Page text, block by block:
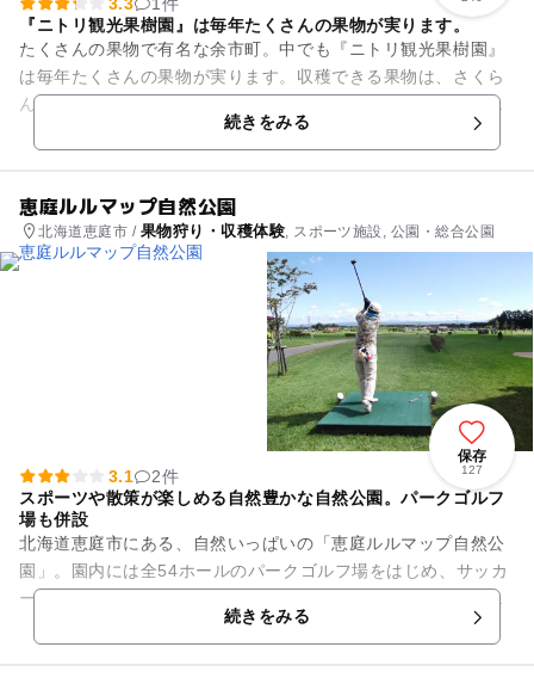
『ニトリ観光果樹園』は毎年たくさんの果物が実ります。
たくさんの果物で有名な余市町。中でも『ニトリ観光果樹園』
は毎年たくさんの果物が実ります。収穫できる果物は、さくら
んぼ、りんご、なし、定番ものから変り種のブルーベリーもあ
続きをみる
恵庭ルルマップ自然公園
北海道恵庭市 / 果物狩り・収穫体験, スポーツ施設, 公園・総合公園
保存
127
3.1
2件
スポーツや散策が楽しめる自然豊かな自然公園。パークゴルフ
場も併設
北海道恵庭市にある、自然いっぱいの「恵庭ルルマップ自然公
園」。園内には全54ホールのパークゴルフ場をはじめ、サッカ
ーやピクニックなどに利用できる多目的広場、北海道初上陸の
「フォレストアドベンチャ...続きをみる